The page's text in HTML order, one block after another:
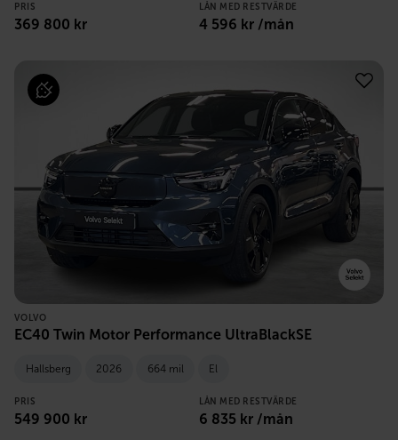
PRIS
369 800 kr
LÅN MED RESTVÄRDE
4 596 kr /mån
VOLVO
EC40 Twin Motor Performance UltraBlackSE
Hallsberg 2026 664 mil El
PRIS
549 900 kr
LÅN MED RESTVÄRDE
6 835 kr /mån